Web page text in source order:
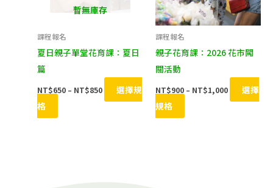
暫無庫存
課程報名
夏日親子單堂花育課：夏日
篇
NT$650 – NT$850
選擇規
格
式。
可
產
課程報名
親子花育課：2026 花市闖
關活動
NT$900 – NT$1,000
選擇
規格
種
款
式。
可
產